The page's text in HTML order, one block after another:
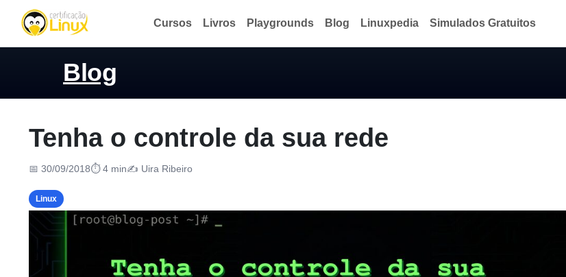
Cursos Livros Playgrounds Blog Linuxpedia Simulados Gratuitos
Blog
Tenha o controle da sua rede
📅 30/09/2018⏱ 4 min✍️ Uira Ribeiro
Linux